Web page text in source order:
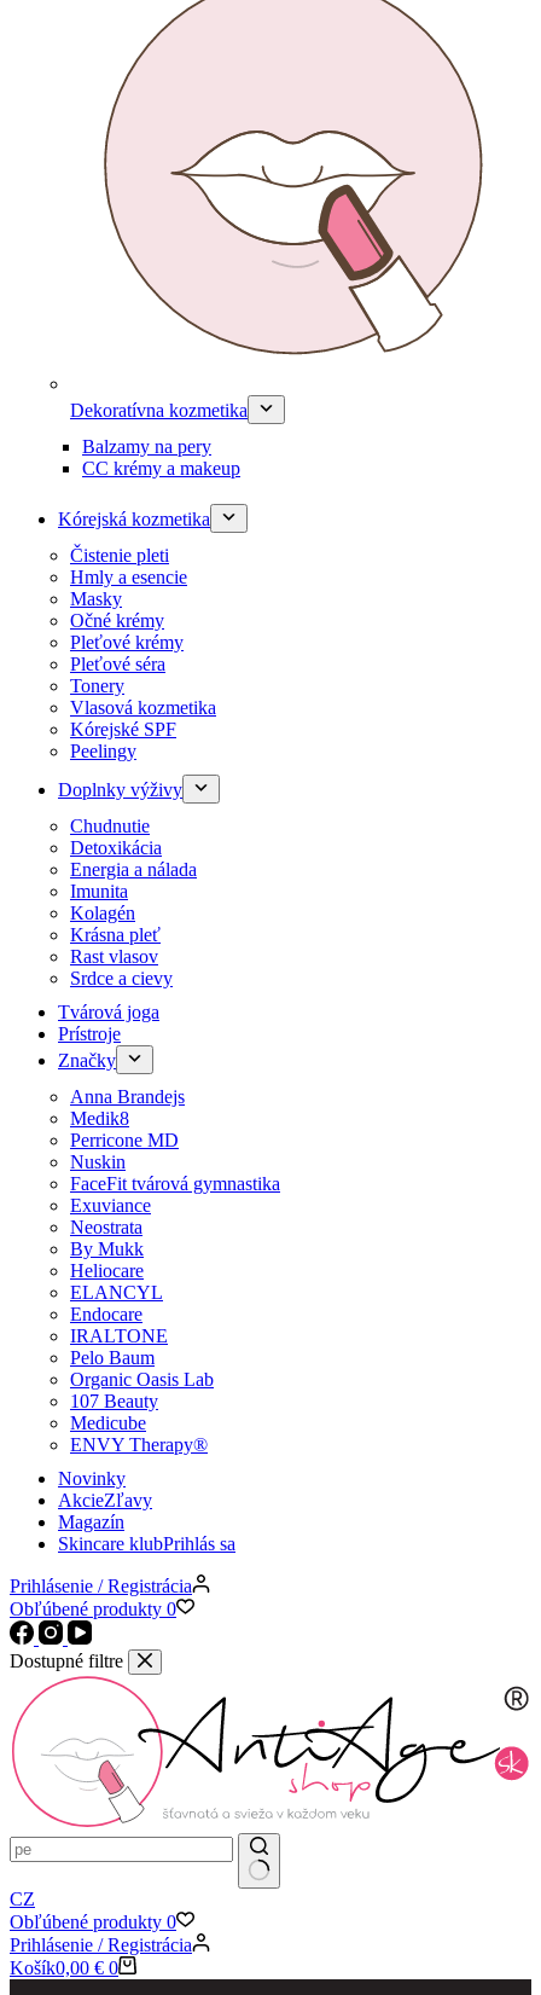
Dekoratívna kozmetika
Balzamy na pery
CC krémy a makeup
Kórejská kozmetika
Čistenie pleti
Hmly a esencie
Masky
Očné krémy
Pleťové krémy
Pleťové séra
Tonery
Vlasová kozmetika
Kórejské SPF
Peelingy
Doplnky výživy
Chudnutie
Detoxikácia
Energia a nálada
Imunita
Kolagén
Krásna pleť
Rast vlasov
Srdce a cievy
Tvárová joga
Prístroje
Značky
Anna Brandejs
Medik8
Perricone MD
Nuskin
FaceFit tvárová gymnastika
Exuviance
Neostrata
By Mukk
Heliocare
ELANCYL
Endocare
IRALTONE
Pelo Baum
Organic Oasis Lab
107 Beauty
Medicube
ENVY Therapy®
Novinky
AkcieZľavy
Magazín
Skincare klubPrihlás sa
Prihlásenie / Registrácia
Obľúbené produkty 0
Dostupné filtre
CZ
Obľúbené produkty 0
Prihlásenie / Registrácia
Košík0,00 € 0